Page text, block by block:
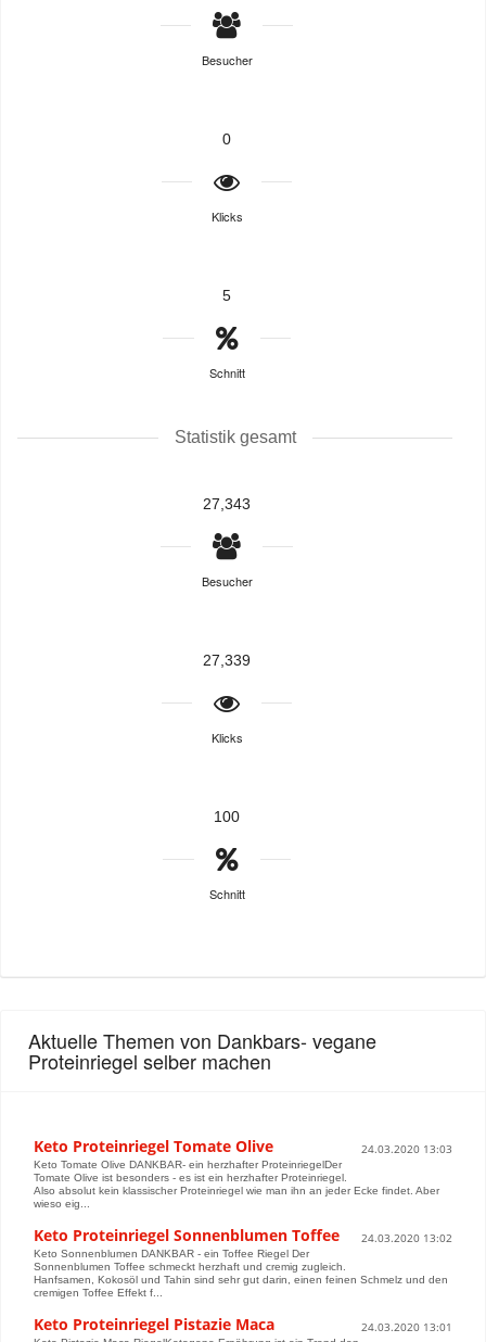
Besucher
0
Klicks
5
Schnitt
Statistik gesamt
27,343
Besucher
27,339
Klicks
100
Schnitt
Aktuelle Themen von Dankbars- vegane
Proteinriegel selber machen
Keto Proteinriegel Tomate Olive 24.03.2020 13:03
Keto Tomate Olive DANKBAR- ein herzhafter ProteinriegelDer
Tomate Olive ist besonders - es ist ein herzhafter Proteinriegel.
Also absolut kein klassischer Proteinriegel wie man ihn an jeder Ecke findet. Aber
wieso eig...
Keto Proteinriegel Sonnenblumen Toffee 24.03.2020 13:02
Keto Sonnenblumen DANKBAR - ein Toffee Riegel Der
Sonnenblumen Toffee schmeckt herzhaft und cremig zugleich.
Hanfsamen, Kokosöl und Tahin sind sehr gut darin, einen feinen Schmelz und den
cremigen Toffee Effekt f...
Keto Proteinriegel Pistazie Maca 24.03.2020 13:01